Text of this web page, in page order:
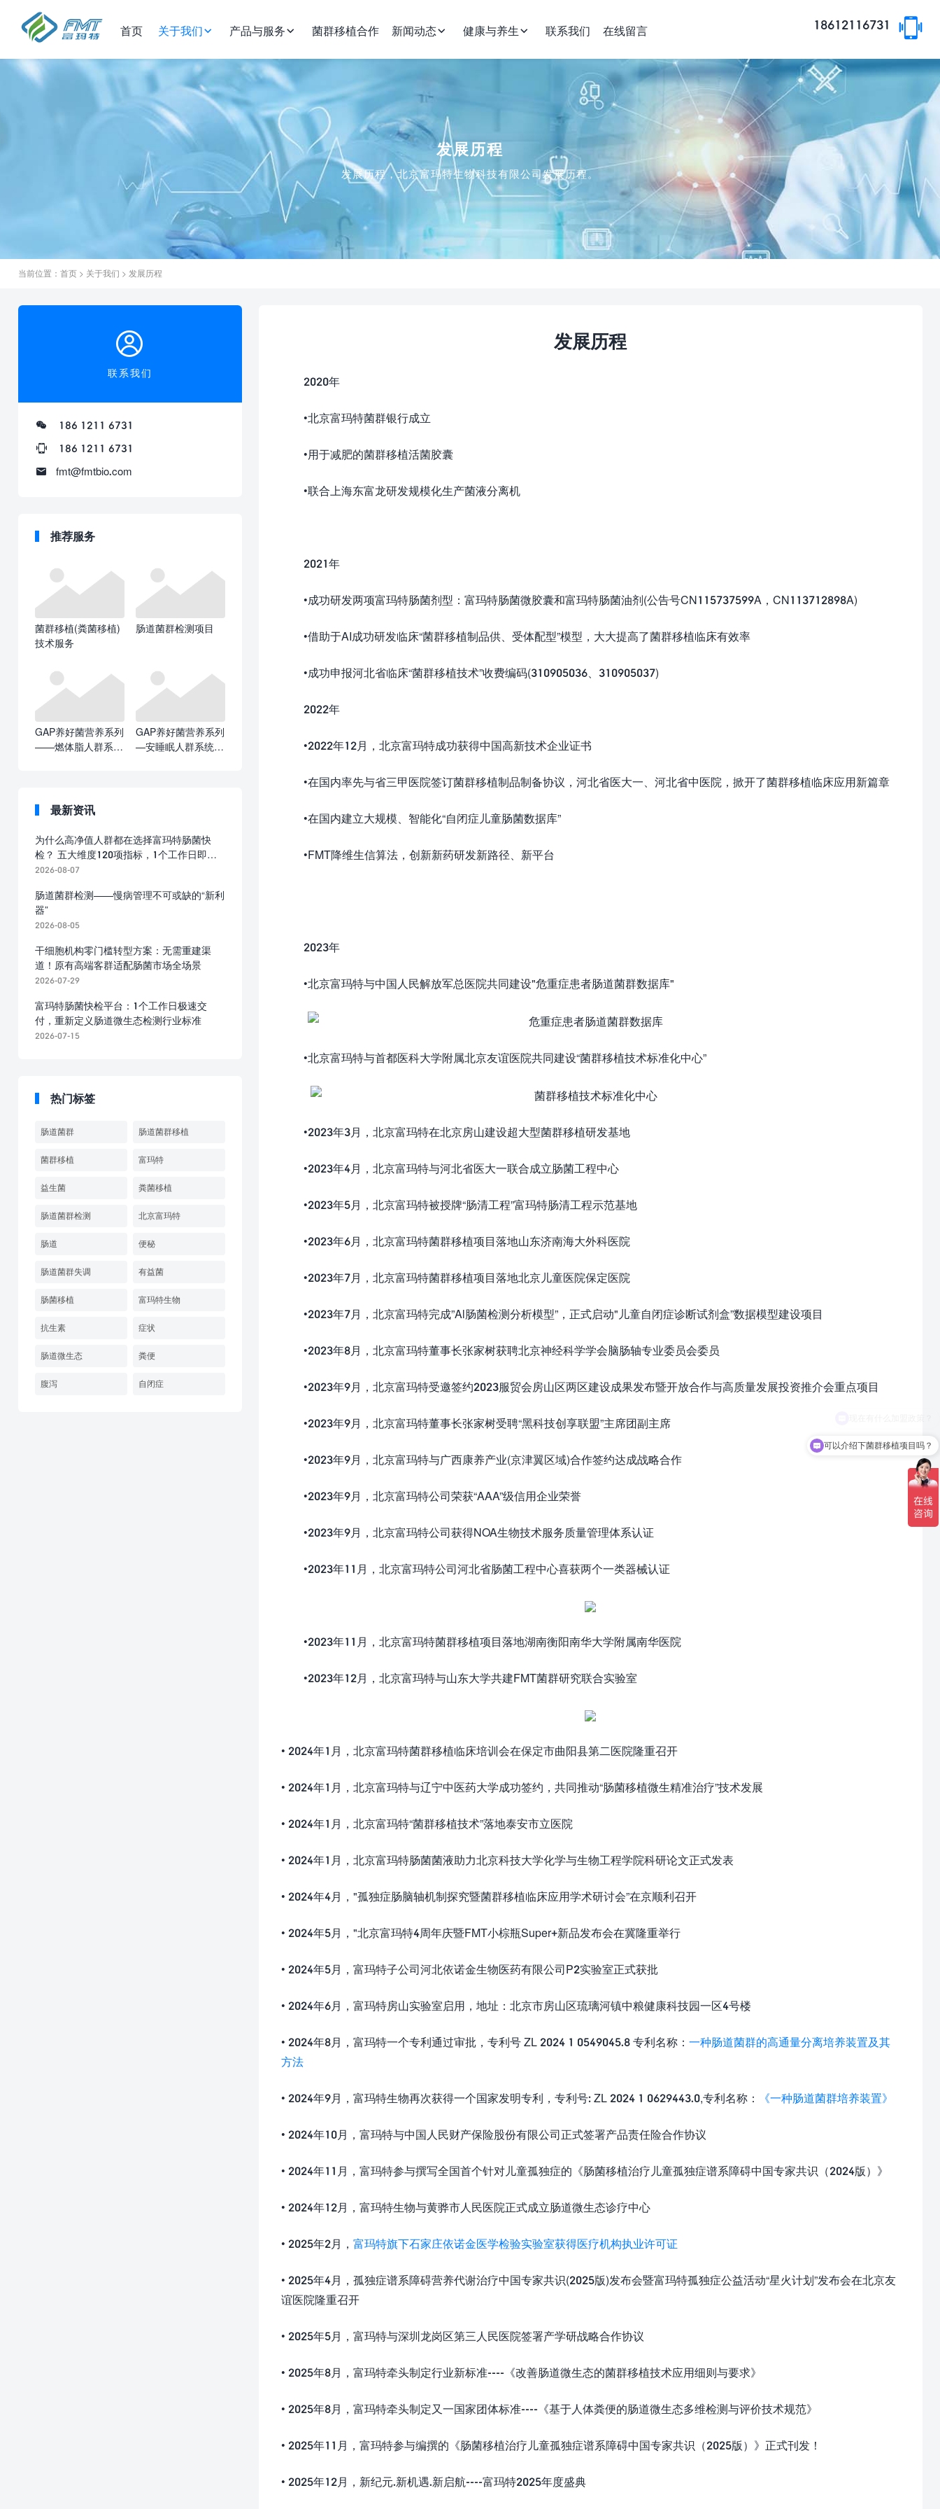
18612116731
首页 关于我们 产品与服务 菌群移植合作 新闻动态 健康与养生 联系我们 在线留言
发展历程
发展历程，北京富玛特生物科技有限公司发展历程。
当前位置： 首页> 关于我们 > 发展历程
发展历程
2020年
•北京富玛特菌群银行成立
•用于减肥的菌群移植活菌胶囊
•联合上海东富龙研发规模化生产菌液分离机
2021年
•成功研发两项富玛特肠菌剂型：富玛特肠菌微胶囊和富玛特肠菌油剂(公告号CN115737599A，CN113712898A)
•借助于AI成功研发临床“菌群移植制品供、受体配型”模型，大大提高了菌群移植临床有效率
•成功申报河北省临床“菌群移植技术”收费编码(310905036、310905037)
2022年
•2022年12月，北京富玛特成功获得中国高新技术企业证书
•在国内率先与省三甲医院签订菌群移植制品制备协议，河北省医大一、河北省中医院，掀开了菌群移植临床应用新篇章
•在国内建立大规模、智能化“自闭症儿童肠菌数据库”
•FMT降维生信算法，创新新药研发新路径、新平台
2023年
•北京富玛特与中国人民解放军总医院共同建设"危重症患者肠道菌群数据库"
•北京富玛特与首都医科大学附属北京友谊医院共同建设“菌群移植技术标准化中心”
•2023年3月，北京富玛特在北京房山建设超大型菌群移植研发基地
•2023年4月，北京富玛特与河北省医大一联合成立肠菌工程中心
•2023年5月，北京富玛特被授牌“肠清工程”富玛特肠清工程示范基地
•2023年6月，北京富玛特菌群移植项目落地山东济南海大外科医院
•2023年7月，北京富玛特菌群移植项目落地北京儿童医院保定医院
•2023年7月，北京富玛特完成”Al肠菌检测分析模型”，正式启动"儿童自闭症诊断试剂盒”数据模型建设项目
•2023年8月，北京富玛特董事长张家树获聘北京神经科学学会脑肠轴专业委员会委员
•2023年9月，北京富玛特受邀签约2023服贸会房山区两区建设成果发布暨开放合作与高质量发展投资推介会重点项目
•2023年9月，北京富玛特董事长张家树受聘“黑科技创享联盟”主席团副主席
•2023年9月，北京富玛特与广西康养产业(京津翼区域)合作签约达成战略合作
•2023年9月，北京富玛特公司荣获“AAA”级信用企业荣誉
•2023年9月，北京富玛特公司获得NOA生物技术服务质量管理体系认证
•2023年11月，北京富玛特公司河北省肠菌工程中心喜获两个一类器械认证
•2023年11月，北京富玛特菌群移植项目落地湖南衡阳南华大学附属南华医院
•2023年12月，北京富玛特与山东大学共建FMT菌群研究联合实验室
• 2024年1月，北京富玛特菌群移植临床培训会在保定市曲阳县第二医院隆重召开
• 2024年1月，北京富玛特与辽宁中医药大学成功签约，共同推动“肠菌移植微生精准治疗”技术发展
• 2024年1月，北京富玛特“菌群移植技术”落地泰安市立医院
• 2024年1月，北京富玛特肠菌菌液助力北京科技大学化学与生物工程学院科研论文正式发表
• 2024年4月，"孤独症肠脑轴机制探究暨菌群移植临床应用学术研讨会”在京顺利召开
• 2024年5月，"北京富玛特4周年庆暨FMT小棕瓶Super+新品发布会在冀隆重举行
• 2024年5月，富玛特子公司河北依诺金生物医药有限公司P2实验室正式获批
• 2024年6月，富玛特房山实验室启用，地址：北京市房山区琉璃河镇中粮健康科技园一区4号楼
• 2024年8月，富玛特一个专利通过审批，专利号 ZL 2024 1 0549045.8 专利名称： 一种肠道菌群的高通量分离培养装置及其
方法
• 2024年9月，富玛特生物再次获得一个国家发明专利，专利号: ZL 2024 1 0629443.0,专利名称： 《一种肠道菌群培养装置》
• 2024年10月，富玛特与中国人民财产保险股份有限公司正式签署产品责任险合作协议
• 2024年11月，富玛特参与撰写全国首个针对儿童孤独症的《肠菌移植治疗儿童孤独症谱系障碍中国专家共识（2024版）》
• 2024年12月，富玛特生物与黄骅市人民医院正式成立肠道微生态诊疗中心
• 2025年2月， 富玛特旗下石家庄依诺金医学检验实验室获得医疗机构执业许可证
• 2025年4月，孤独症谱系障碍营养代谢治疗中国专家共识(2025版)发布会暨富玛特孤独症公益活动“星火计划”发布会在北京友
谊医院隆重召开
• 2025年5月，富玛特与深圳龙岗区第三人民医院签署产学研战略合作协议
• 2025年8月，富玛特牵头制定行业新标准----《改善肠道微生态的菌群移植技术应用细则与要求》
• 2025年8月，富玛特牵头制定又一国家团体标准----《基于人体粪便的肠道微生态多维检测与评价技术规范》
• 2025年11月，富玛特参与编撰的《肠菌移植治疗儿童孤独症谱系障碍中国专家共识（2025版）》正式刊发！
• 2025年12月，新纪元.新机遇.新启航----富玛特2025年度盛典
联系我们
186 1211 6731
186 1211 6731
fmt@fmtbio.com
推荐服务
菌群移植(粪菌移植)
技术服务
肠道菌群检测项目
GAP养好菌营养系列
——燃体脂人群系统
GAP养好菌营养系列
—安睡眠人群系统解
最新资讯
为什么高净值人群都在选择富玛特肠菌快
检？ 五大维度120项指标，1个工作日即可
出报告
2026-08-07
肠道菌群检测——慢病管理不可或缺的“新利
器”
2026-08-05
干细胞机构零门槛转型方案：无需重建渠
道！原有高端客群适配肠菌市场全场景
2026-07-29
富玛特肠菌快检平台：1个工作日极速交
付，重新定义肠道微生态检测行业标准
2026-07-15
热门标签
肠道菌群 肠道菌群移植
菌群移植 富玛特
益生菌 粪菌移植
肠道菌群检测 北京富玛特
肠道 便秘
肠道菌群失调 有益菌
肠菌移植 富玛特生物
抗生素 症状
肠道微生态 粪便
腹泻 自闭症
可以介绍下菌群移植项目吗？